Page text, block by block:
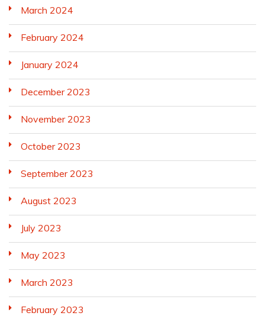
March 2024
February 2024
January 2024
December 2023
November 2023
October 2023
September 2023
August 2023
July 2023
May 2023
March 2023
February 2023